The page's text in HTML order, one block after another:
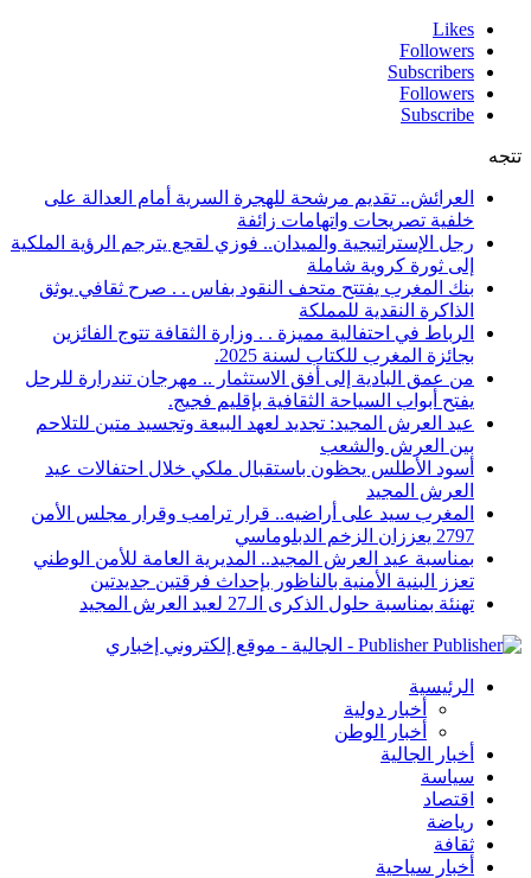
Likes
Followers
Subscribers
Followers
Subscribe
تتجه
العرائش.. تقديم مرشحة للهجرة السرية أمام العدالة على
خلفية تصريحات واتهامات زائفة
رجل الإستراتيجية والميدان.. فوزي لقجع يترجم الرؤية الملكية
إلى ثورة كروية شاملة
بنك المغرب يفتتح متحف النقود بفاس . . صرح ثقافي يوثق
الذاكرة النقدية للمملكة
الرباط في احتفالية مميزة . . وزارة الثقافة تتوج الفائزين
بجائزة المغرب للكتاب لسنة 2025.
من عمق البادية إلى أفق الاستثمار .. مهرجان تندرارة للرحل
يفتح أبواب السياحة الثقافية بإقليم فجيج.
عيد العرش المجيد: تجديد لعهد البيعة وتجسيد متين للتلاحم
بين العرش والشعب
أسود الأطلس يحظون باستقبال ملكي خلال احتفالات عيد
العرش المجيد
المغرب سيد على أراضيه.. قرار ترامب وقرار مجلس الأمن
2797 يعززان الزخم الدبلوماسي
بمناسبة عيد العرش المجيد.. المديرية العامة للأمن الوطني
تعزز البنية الأمنية بالناظور بإحداث فرقتين جديدتين
تهنئة بمناسبة حلول الذكرى الـ27 لعيد العرش المجيد
Publisher - الجالية - موقع إلكتروني إخباري
الرئيسية
أخبار دولية
أخبار الوطن
أخبار الجالية
سياسة
اقتصاد
رياضة
ثقافة
أخبار سياحية